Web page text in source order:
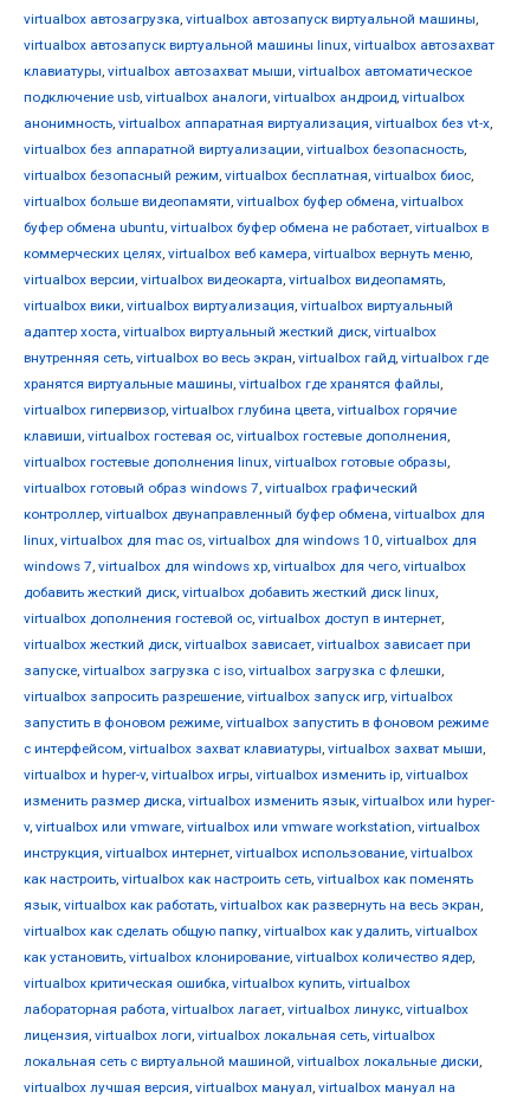
virtualbox автозагрузка, virtualbox автозапуск виртуальной машины,
virtualbox автозапуск виртуальной машины linux, virtualbox автозахват
клавиатуры, virtualbox автозахват мыши, virtualbox автоматическое
подключение usb, virtualbox аналоги, virtualbox андроид, virtualbox
анонимность, virtualbox аппаратная виртуализация, virtualbox без vt-x,
virtualbox без аппаратной виртуализации, virtualbox безопасность,
virtualbox безопасный режим, virtualbox бесплатная, virtualbox биос,
virtualbox больше видеопамяти, virtualbox буфер обмена, virtualbox
буфер обмена ubuntu, virtualbox буфер обмена не работает, virtualbox в
коммерческих целях, virtualbox веб камера, virtualbox вернуть меню,
virtualbox версии, virtualbox видеокарта, virtualbox видеопамять,
virtualbox вики, virtualbox виртуализация, virtualbox виртуальный
адаптер хоста, virtualbox виртуальный жесткий диск, virtualbox
внутренняя сеть, virtualbox во весь экран, virtualbox гайд, virtualbox где
хранятся виртуальные машины, virtualbox где хранятся файлы,
virtualbox гипервизор, virtualbox глубина цвета, virtualbox горячие
клавиши, virtualbox гостевая ос, virtualbox гостевые дополнения,
virtualbox гостевые дополнения linux, virtualbox готовые образы,
virtualbox готовый образ windows 7, virtualbox графический
контроллер, virtualbox двунаправленный буфер обмена, virtualbox для
linux, virtualbox для mac os, virtualbox для windows 10, virtualbox для
windows 7, virtualbox для windows xp, virtualbox для чего, virtualbox
добавить жесткий диск, virtualbox добавить жесткий диск linux,
virtualbox дополнения гостевой ос, virtualbox доступ в интернет,
virtualbox жесткий диск, virtualbox зависает, virtualbox зависает при
запуске, virtualbox загрузка с iso, virtualbox загрузка с флешки,
virtualbox запросить разрешение, virtualbox запуск игр, virtualbox
запустить в фоновом режиме, virtualbox запустить в фоновом режиме
с интерфейсом, virtualbox захват клавиатуры, virtualbox захват мыши,
virtualbox и hyper-v, virtualbox игры, virtualbox изменить ip, virtualbox
изменить размер диска, virtualbox изменить язык, virtualbox или hyper-
v, virtualbox или vmware, virtualbox или vmware workstation, virtualbox
инструкция, virtualbox интернет, virtualbox использование, virtualbox
как настроить, virtualbox как настроить сеть, virtualbox как поменять
язык, virtualbox как работать, virtualbox как развернуть на весь экран,
virtualbox как сделать общую папку, virtualbox как удалить, virtualbox
как установить, virtualbox клонирование, virtualbox количество ядер,
virtualbox критическая ошибка, virtualbox купить, virtualbox
лабораторная работа, virtualbox лагает, virtualbox линукс, virtualbox
лицензия, virtualbox логи, virtualbox локальная сеть, virtualbox
локальная сеть с виртуальной машиной, virtualbox локальные диски,
virtualbox лучшая версия, virtualbox мануал, virtualbox мануал на